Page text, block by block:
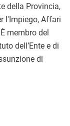
della Provincia,
l'Impiego, Affari
membro del
dell’Ente e di
di